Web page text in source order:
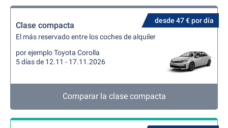
desde 47 € por día
Clase compacta
El más reservado entre los coches de alquiler
por ejemplo Toyota Corolla
5 días de 12.11 - 17.11.2026
Comparar la clase compacta